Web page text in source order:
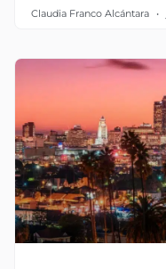
Claudia Franco Alcántara